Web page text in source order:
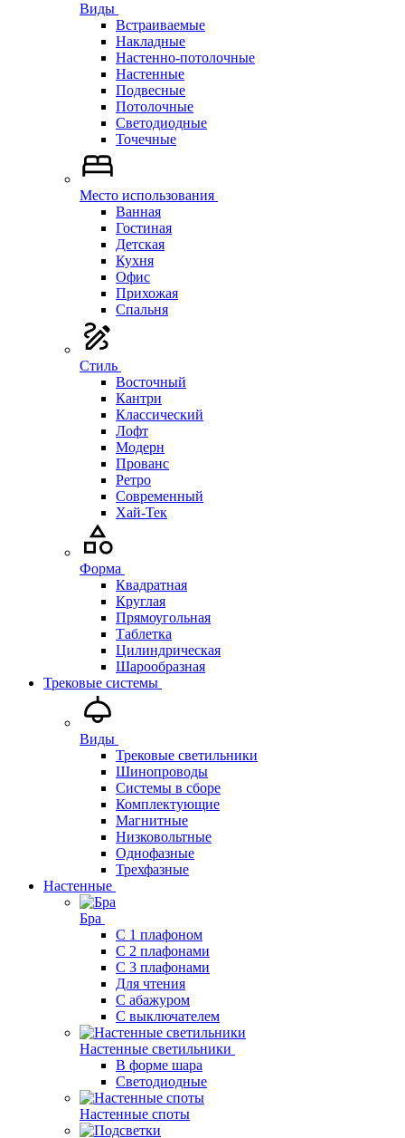
Виды
Встраиваемые
Накладные
Настенно-потолочные
Настенные
Подвесные
Потолочные
Светодиодные
Точечные
Место использования
Ванная
Гостиная
Детская
Кухня
Офис
Прихожая
Спальня
Стиль
Восточный
Кантри
Классический
Лофт
Модерн
Прованс
Ретро
Современный
Хай-Тек
Форма
Квадратная
Круглая
Прямоугольная
Таблетка
Цилиндрическая
Шарообразная
Трековые системы
Виды
Трековые светильники
Шинопроводы
Системы в сборе
Комплектующие
Магнитные
Низковольтные
Однофазные
Трехфазные
Настенные
Бра
С 1 плафоном
С 2 плафонами
С 3 плафонами
Для чтения
С абажуром
С выключателем
Настенные светильники
В форме шара
Светодиодные
Настенные споты